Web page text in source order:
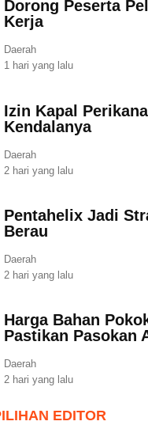
Dorong Peserta
Kerja
Daerah
1 hari yang lalu
Izin Kapal
Kendalanya
Daerah
2 hari yang lalu
Pentahelix Jadi
Berau
Daerah
2 hari yang lalu
Harga Bahan
Pastikan Pasokan
Daerah
2 hari yang lalu
EDITOR